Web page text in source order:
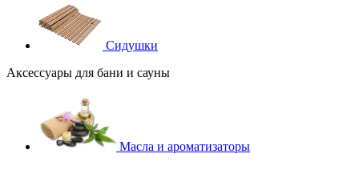
Сидушки
Аксессуары для бани и сауны
Масла и ароматизаторы